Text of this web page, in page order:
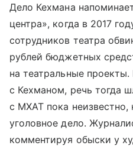
Дело Кехмана
центра», когда в 2017
сотрудников театра
рублей бюджетных
на театральные проекты.
с Кехманом, речь тогда
с МХАТ пока неизвестно,
уголовное дело.
комментируя обыски у